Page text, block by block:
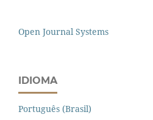
Open Journal Systems
IDIOMA
Português (Brasil)